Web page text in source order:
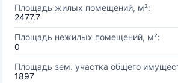
Площадь жилых помещений, м²:
2477.7
Площадь нежилых помещений, м²:
0
Площадь зем. участка общего
1897